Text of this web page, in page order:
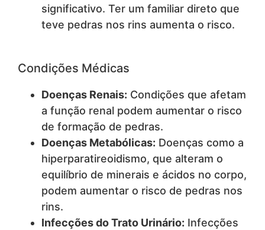
significativo. Ter um familiar direto que
teve pedras nos rins aumenta o risco.
Condições Médicas
Doenças Renais: Condições que afetam
a função renal podem aumentar o risco
de formação de pedras.
Doenças Metabólicas: Doenças como a
hiperparatireoidismo, que alteram o
equilíbrio de minerais e ácidos no corpo,
podem aumentar o risco de pedras nos
rins.
Infecções do Trato Urinário: Infecções